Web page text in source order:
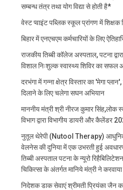
सम्बन्ध तंत्र तथा योग विद्या से होती है*
वेस्ट प्वाइंट पब्लिक स्कूल प्रांगण में शिक्षक
बिहार में एनएचएम कर्मचारियों के लिए
राजकीय तिब्बी कॉलेज अस्पताल, पटना
विशाल निःशुल्क स्वास्थ्य शिविर का सफल
दरभंगा में गन्ना क्षेत्र विस्तार का 'मेगा प्लान',
दिलाने के लिए चलेगा सघन अभियान
माननीय मंत्री श्री नीरज कुमार सिंह,लोक
विभाग द्वारा विभागीय डायरी और कैलेंडर
नुतूल थेरेपी (Nutool Therapy)
वेलनेस की दुनिया में एक उभरती हुई
तिब्बी अस्पताल पटना के न्यूरो
चिकित्सा के अंतर्गत मानिये मंत्री ने
निदेशक डाक सेवाएं श्रीमती प्रियंका जैन